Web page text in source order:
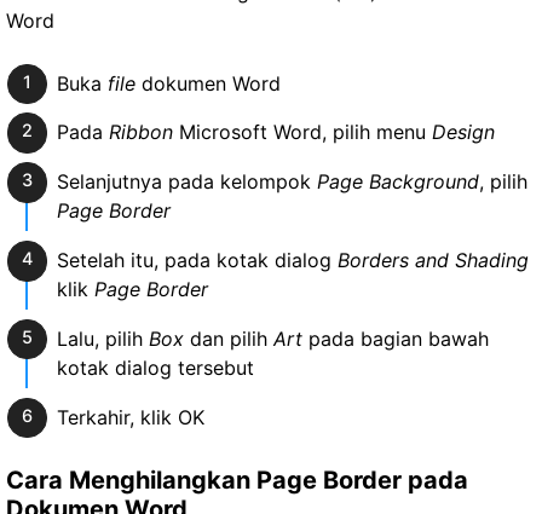
Buka filedokumen Word
Pada RibbonMicrosoft Word, pilih menu Design
Selanjutnya pada kelompok Page Background, pilih
Page Border
Setelah itu, pada kotak dialog Borders and Shading
klik Page Border
Lalu, pilihBox dan pilih Artpada bagian bawah
kotak dialog tersebut
Terkahir, klik OK
Cara Menghilangkan Page Border pada